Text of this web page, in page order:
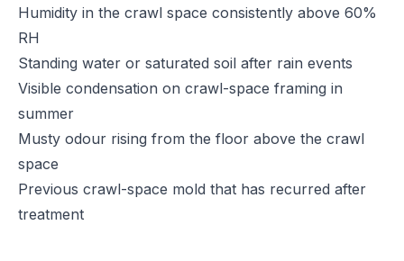
Humidity in the crawl space consistently above 60%
RH
Standing water or saturated soil after rain events
Visible condensation on crawl-space framing in
summer
Musty odour rising from the floor above the crawl
space
Previous crawl-space mold that has recurred after
treatment